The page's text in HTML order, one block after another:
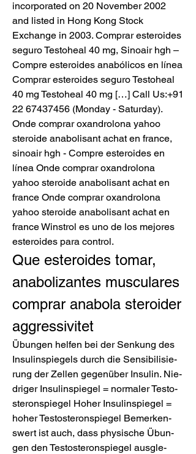
incorporated on 20 November 2002
and listed in Hong Kong Stock
Exchange in 2003. Comprar esteroides
seguro Testoheal 40 mg, Sinoair hgh –
Compre esteroides anabólicos en línea
Comprar esteroides seguro Testoheal
40 mg Testoheal 40 mg […] Call Us:+91
22 67437456 (Monday - Saturday).
Onde comprar oxandrolona yahoo
steroide anabolisant achat en france,
sinoair hgh - Compre esteroides en
línea Onde comprar oxandrolona
yahoo steroide anabolisant achat en
france Onde comprar oxandrolona
yahoo steroide anabolisant achat en
france Winstrol es uno de los mejores
esteroides para control.
Que esteroides tomar,
anabolizantes musculares
comprar anabola steroider
aggressivitet
Übun­gen hel­fen bei der Sen­kung des
Insu­linspie­gels durch die Sen­si­bi­li­sie­
rung der Zel­len gege­nüber Insu­lin. Nie­
dri­ger Insu­linspie­gel = nor­ma­ler Testo­
ste­ron­spie­gel Hoher Insu­linspie­gel =
hoher Testo­ste­ron­spie­gel Bemer­ken­
swert ist auch, dass phy­si­sche Übun­
gen den Testo­ste­ron­spie­gel ausgle­